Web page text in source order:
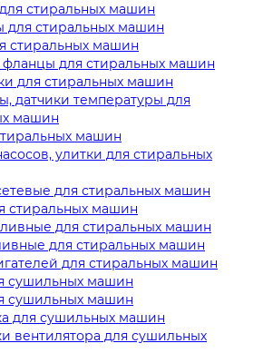
стиральных машин
для стиральных машин
стиральных машин
фланцы для стиральных машин
для стиральных машин
датчики температуры для
машин
машин
улитки для стиральных
для стиральных машин
стиральных машин
для стиральных машин
для стиральных машин
для стиральных машин
сушильных машин
сушильных машин
для сушильных машин
вентилятора для сушильных